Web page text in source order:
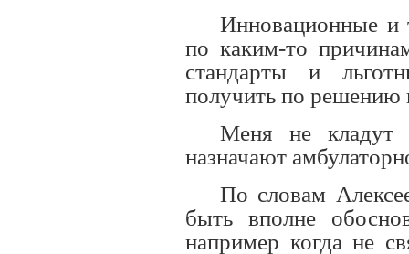
Инновационные и
по каким-то
стандарты и
получить по решению
Меня не кладут
назначают
По словам
быть вполне
например когда не